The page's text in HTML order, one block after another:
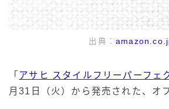
出典：
「 アサヒ スタイルフリーパーフェ
月31日（火）から発売された、オ